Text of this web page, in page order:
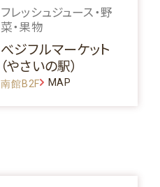
フレッシュジュース・野
菜・果物
べジフルマーケット
（やさいの駅）
南館B2F MAP